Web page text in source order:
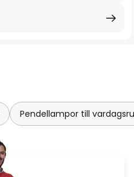
Pendellampor till